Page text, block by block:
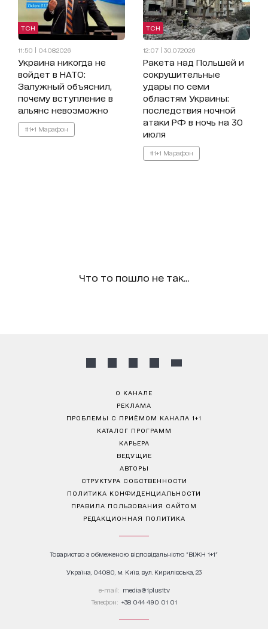
ТСН
11:50 | 04.08.2026
Украина никогда не
войдет в НАТО:
Залужный объяснил,
почему вступление в
альянс невозможно
#1+1 Марафон
ТСН
12:07 | 30.07.2026
Ракета над Польшей и
сокрушительные
удары по семи
областям Украины:
последствия ночной
атаки РФ в ночь на 30
июля
#1+1 Марафон
Что то пошло не так...
О КАНАЛЕ
РЕКЛАМА
ПРОБЛЕМЫ С ПРИЁМОМ КАНАЛА 1+1
КАТАЛОГ ПРОГРАММ
КАРЬЕРА
ВЕДУЩИЕ
АВТОРЫ
СТРУКТУРА СОБСТВЕННОСТИ
ПОЛИТИКА КОНФИДЕНЦИАЛЬНОСТИ
ПРАВИЛА ПОЛЬЗОВАНИЯ САЙТОМ
РЕДАКЦИОННАЯ ПОЛИТИКА
Товариство з обмеженою відповідальністю "ВІЖН 1+1"
Україна, 04080, м. Київ, вул. Кирилівська, 23
е-mail: media@1plus1.tv
Телефон: +38 044 490 01 01